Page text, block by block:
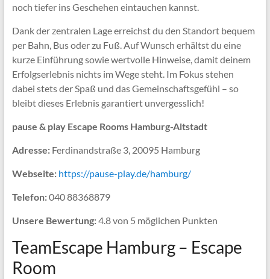
noch tiefer ins Geschehen eintauchen kannst.
Dank der zentralen Lage erreichst du den Standort bequem
per Bahn, Bus oder zu Fuß. Auf Wunsch erhältst du eine
kurze Einführung sowie wertvolle Hinweise, damit deinem
Erfolgserlebnis nichts im Wege steht. Im Fokus stehen
dabei stets der Spaß und das Gemeinschaftsgefühl – so
bleibt dieses Erlebnis garantiert unvergesslich!
pause & play Escape Rooms Hamburg-Altstadt
Adresse:Ferdinandstraße 3, 20095 Hamburg
Webseite: https://pause-play.de/hamburg/
Telefon:040 88368879
Unsere Bewertung:4.8 von 5 möglichen Punkten
TeamEscape Hamburg – Escape
Room